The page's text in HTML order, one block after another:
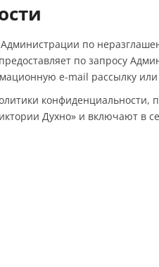
Администрации по
по запросу
e-mail рассылку
конфиденциальности,
Духно» и включают